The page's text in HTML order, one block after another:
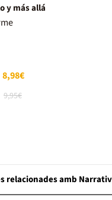
y más allá
8,98€
9,95€
relacionades amb